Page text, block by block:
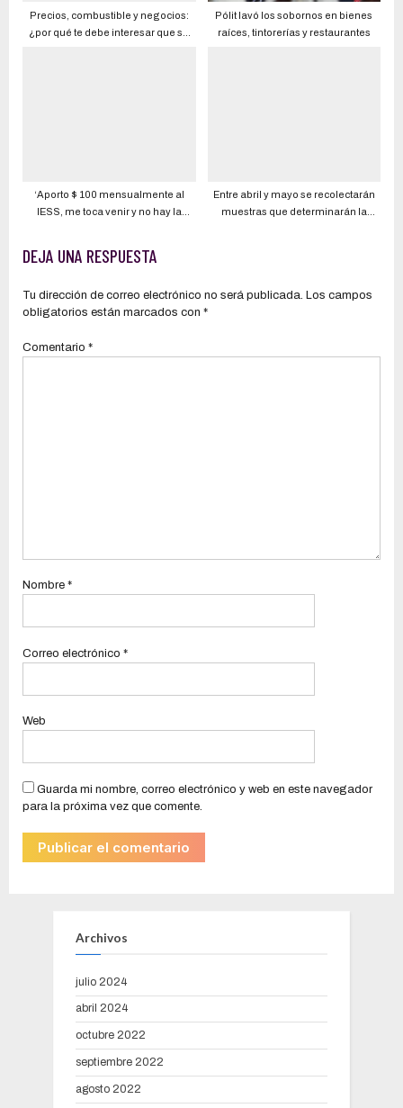
Precios, combustible y negocios:
¿por qué te debe interesar que se
Pólit lavó los sobornos en bienes
raíces, tintorerías y restaurantes
‘Aporto $ 100 mensualmente al
IESS, me toca venir y no hay la
persisten
Entre abril y mayo se recolectarán
muestras que determinarán la
DEJA UNA RESPUESTA
Tu dirección de correo electrónico no será publicada. Los campos
obligatorios están marcados con *
Comentario *
Nombre *
Correo electrónico *
Web
Guarda mi nombre, correo electrónico y web en este navegador
para la próxima vez que comente.
Archivos
julio 2024
abril 2024
octubre 2022
septiembre 2022
agosto 2022